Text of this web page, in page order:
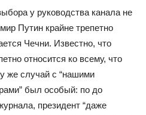
у руководства канала не
Путин крайне трепетно
Чечни. Известно, что
относится ко всему, что
же случай с “нашими
был особый: по до
президент “даже